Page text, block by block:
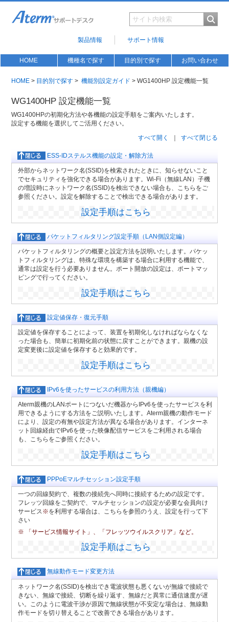
製品情報 サポート情報
HOME 機種名で探す 目的別で探す お問い合わせ
HOME > 目的別で探す >機能別設定ガイド > WG1400HP 設定機能一覧
WG1400HP 設定機能一覧
WG1400HPの初期化方法や各機能の設定手順をご案内いたします。
設定する機能を選択してご活用ください。
すべて開く すべて閉じる
ESS-IDステルス機能の設定・解除方法
外部からネットワーク名(SSID)を検索されたときに、知らせないこと
でセキュリティを強化できる場合があります。Wi-Fi（無線LAN）子機
の増設時にネットワーク名(SSID)を検出できない場合も、こちらをご
参照ください。設定を解除することで検出できる場合があります。
設定手順はこちら
パケットフィルタリング設定手順（LAN側設定編）
パケットフィルタリングの概要と設定方法を説明いたします。パケッ
トフィルタリングは、特殊な環境を構築する場合に利用する機能で、
通常は設定を行う必要ありません。ポート開放の設定は、ポートマッ
ピングで行ってください。
設定手順はこちら
設定値保存・復元手順
設定値を保存することによって、装置を初期化しなければならなくな
った場合も、簡単に初期化前の状態に戻すことができます。親機の設
定変更後に設定値を保存すると効果的です。
設定手順はこちら
IPv6を使ったサービスの利用方法（親機編）
Aterm親機のLANポートにつないだ機器からIPv6を使ったサービスを利
用できるようにする方法をご説明いたします。Aterm親機の動作モード
により、設定の有無や設定方法が異なる場合があります。インターネ
ット回線経由でIPv6を使った映像配信サービスをご利用される場合
も、こちらをご参照ください。
設定手順はこちら
PPPoEマルチセッション設定手順
一つの回線契約で、複数の接続先へ同時に接続するための設定です。
フレッツ回線をご契約で、マルチセッションの設定が必要な会員向け
サービス ※を利用する場合は、こちらを参照のうえ、設定を行って下
さい
※ 「サービス情報サイト」、「フレッツウイルスクリア」など。
設定手順はこちら
無線動作モード変更方法
ネットワーク名(SSID)を検出でき電波状態も悪くないが無線で接続で
きない、無線で接続、切断を繰り返す、無線だと異常に通信速度が遅
い。このように電波干渉が原因で無線状態が不安定な場合は、無線動
作モードを切り替えることで改善できる場合があります。